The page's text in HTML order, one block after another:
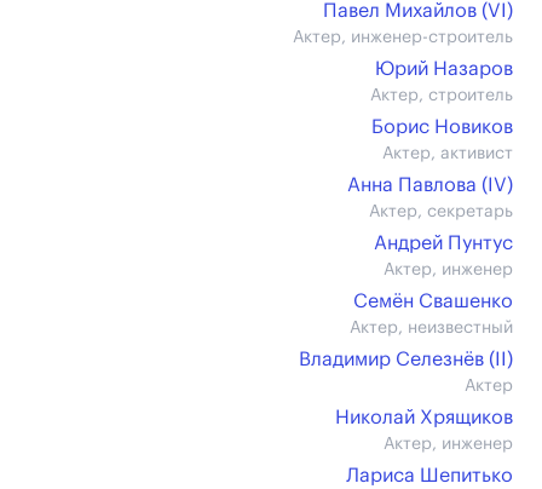
Павел Михайлов (VI)
Актер, инженер-строитель
Юрий Назаров
Актер, строитель
Борис Новиков
Актер, активист
Анна Павлова (IV)
Актер, секретарь
Андрей Пунтус
Актер, инженер
Семён Свашенко
Актер, неизвестный
Владимир Селезнёв (II)
Актер
Николай Хрящиков
Актер, инженер
Лариса Шепитько